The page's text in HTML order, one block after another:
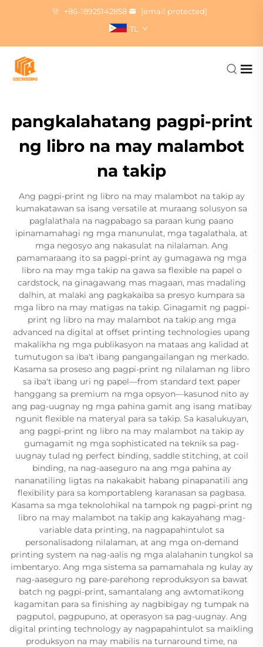
+86-18925142858
[email protected]
TL
pangkalahatang pagpi-print
ng libro na may malambot
na takip
Ang pagpi-print ng libro na may malambot na takip ay
kumakatawan sa isang versatile at muraang solusyon sa
paglalathala na nagpabago sa paraan kung paano
ipinamamahagi ng mga manunulat, mga tagalathala, at
mga negosyo ang nakasulat na nilalaman. Ang
pamamaraang ito sa pagpi-print ay gumagawa ng mga
libro na may mga takip na gawa sa flexible na papel o
cardstock, na ginagawang mas magaan, mas madaling
dalhin, at malaki ang pagkakaiba sa presyo kumpara sa
mga libro na may matigas na takip. Ginagamit ng pagpi-
print ng libro na may malambot na takip ang mga
advanced na digital at offset printing technologies upang
makalikha ng mga publikasyon na mataas ang kalidad at
tumutugon sa iba't ibang pangangailangan ng merkado.
Kasama sa proseso ang pagpi-print ng nilalaman ng libro
sa iba't ibang uri ng papel—from standard text paper
hanggang sa premium na mga opsyon—kasunod nito ay
ang pag-uugnay ng mga pahina gamit ang isang matibay
ngunit flexible na materyal para sa takip. Sa kasalukuyan,
ang pagpi-print ng libro na may malambot na takip ay
gumagamit ng mga sophisticated na teknik sa pag-
uugnay tulad ng perfect binding, saddle stitching, at coil
binding, na nag-aaseguro na ang mga pahina ay
nananatiling ligtas na nakakabit habang pinapanatili ang
flexibility para sa komportableng karanasan sa pagbasa.
Kasama sa mga teknolohikal na tampok ng pagpi-print ng
libro na may malambot na takip ang kakayahang mag-
variable data printing, na nagpapahintulot sa
personalisadong nilalaman, at ang mga on-demand
printing system na nag-aalis ng mga alalahanin tungkol sa
imbentaryo. Ang mga sistema sa pamamahala ng kulay ay
nag-aaseguro ng pare-parehong reproduksyon sa bawat
batch ng pagpi-print, samantalang ang awtomatikong
kagamitan para sa finishing ay nagbibigay ng tumpak na
pagputol, pagpupuno, at operasyon sa pag-uugnay. Ang
digital printing technology ay nagpapahintulot sa maikling
produksyon na may mabilis na turnaround time, na